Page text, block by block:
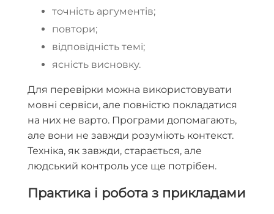
точність аргументів;
повтори;
відповідність темі;
ясність висновку.
Для перевірки можна використовувати
мовні сервіси, але повністю покладатися
на них не варто. Програми допомагають,
але вони не завжди розуміють контекст.
Техніка, як завжди, старається, але
людський контроль усе ще потрібен.
Практика і робота з прикладами